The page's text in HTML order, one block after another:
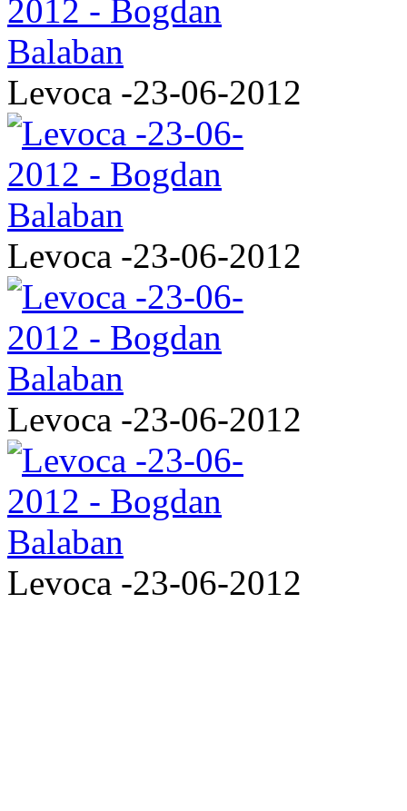
Levoca -23-06-2012
Levoca -23-06-2012
Levoca -23-06-2012
Levoca -23-06-2012